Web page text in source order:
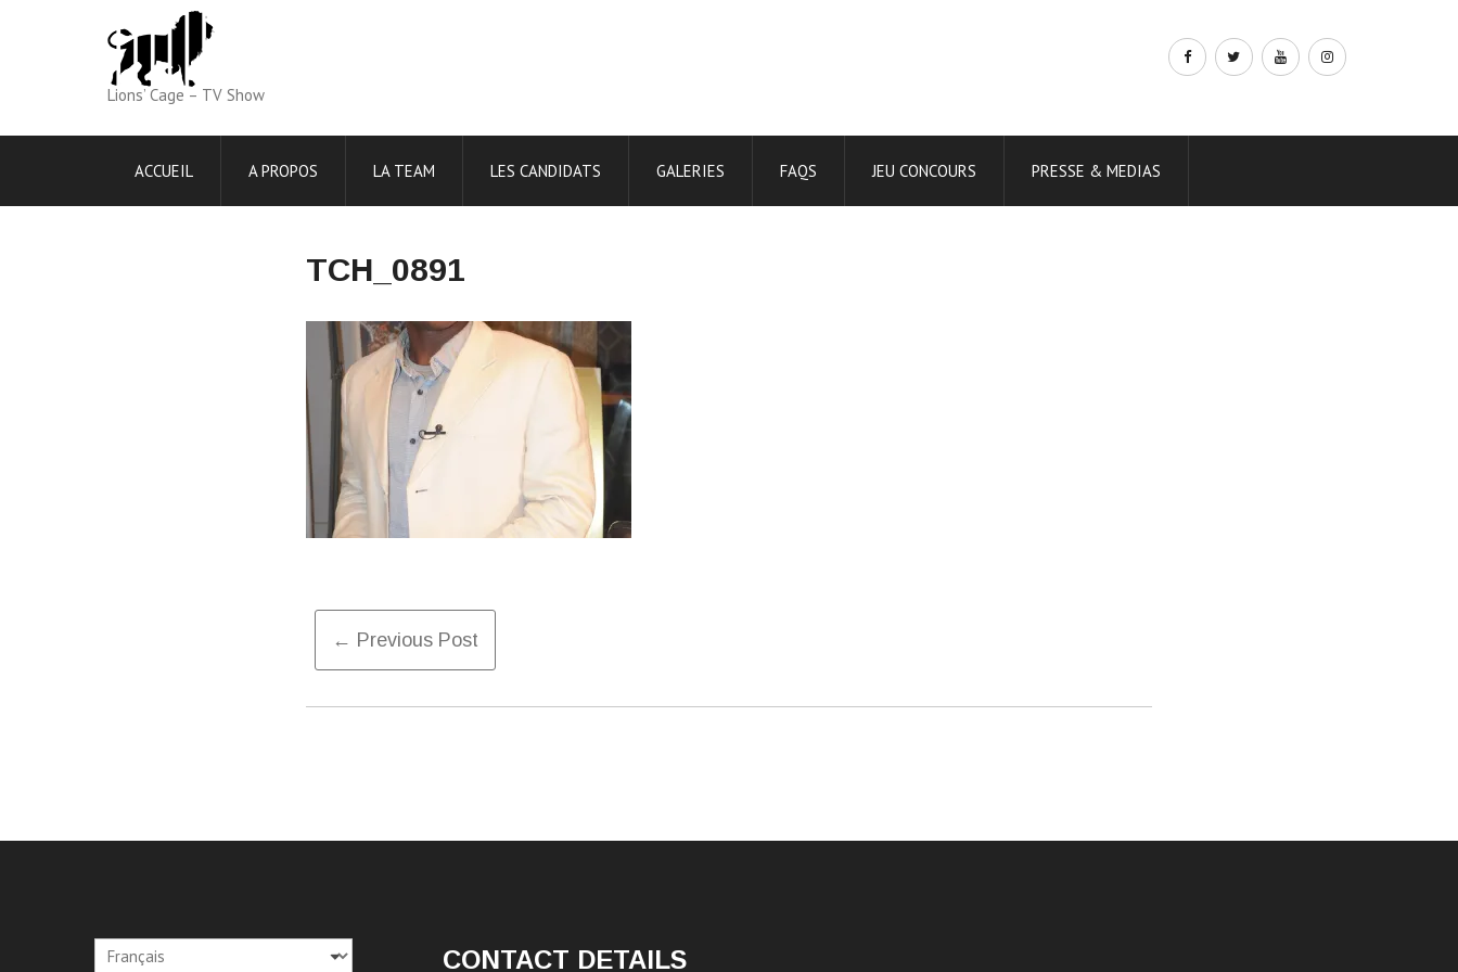
Lions’ Cage – TV Show
ACCUEIL A PROPOS LA TEAM LES CANDIDATS GALERIES FAQS JEU CONCOURS PRESSE & MEDIAS
TCH_0891
Post
← Previous Post
Choisir
CONTACT DETAILS